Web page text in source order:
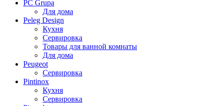
PC Grupa
Для дома
Peleg Design
Кухня
Сервировка
Товары для ванной комнаты
Для дома
Peugeot
Сервировка
Pintinox
Кухня
Сервировка